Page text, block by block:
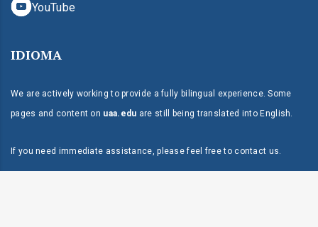
YouTube
IDIOMA
We are actively working to provide a fully bilingual experience. Some
pages and content on uaa.edu are still being translated into English.
If you need immediate assistance, please feel free to contact us.